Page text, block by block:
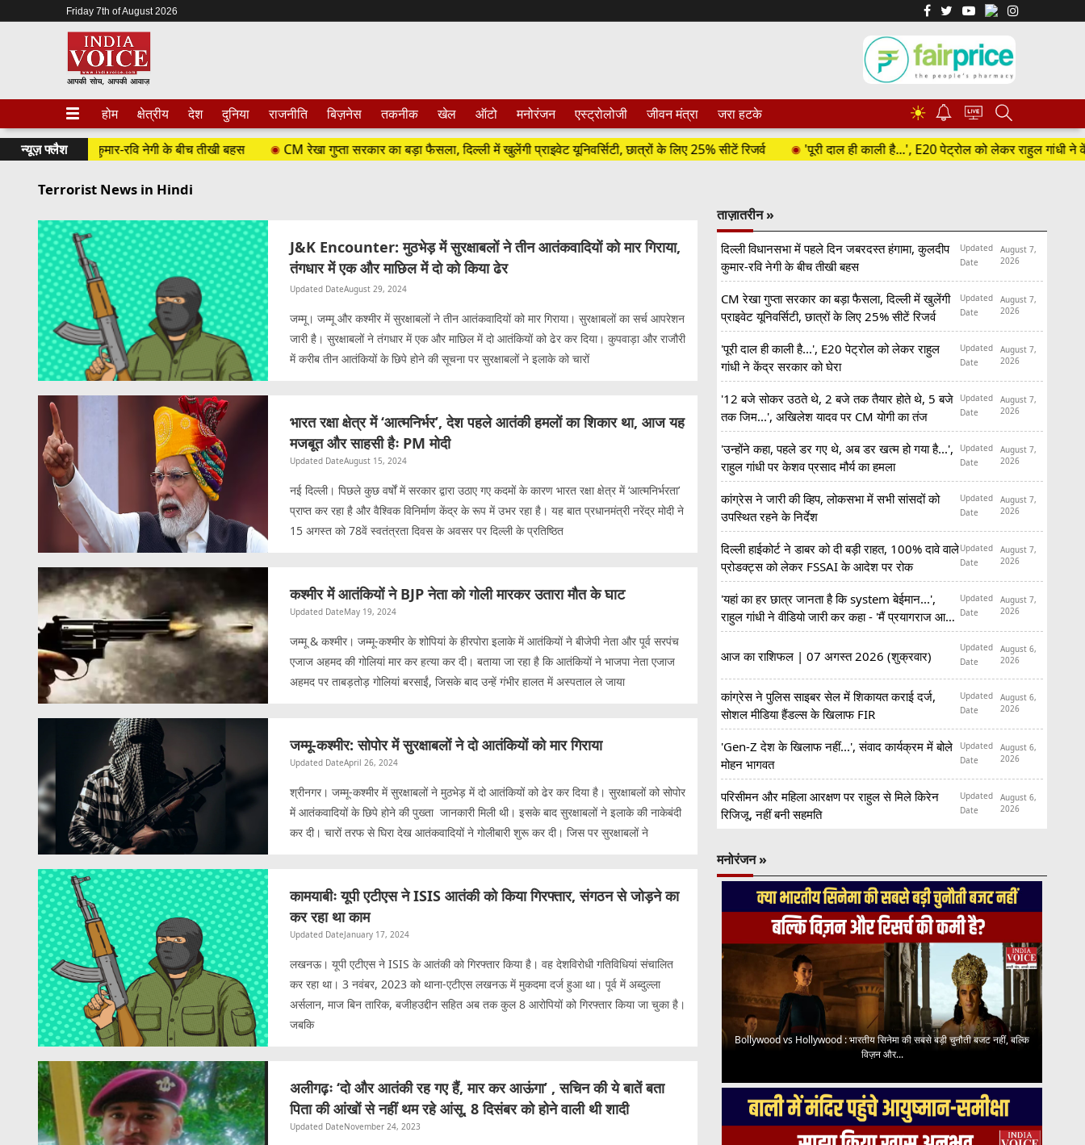
Friday 7th of August 2026
होम क्षेत्रीय देश दुनिया राजनीति बिज़नेस तकनीक खेल ऑटो मनोरंजन एस्ट्रोलोजी जीवन मंत्रा जरा हटके ☀
न्यूज़ फ्लैश
कुमार-रवि नेगी के बीच तीखी बहस CM रेखा गुप्ता सरकार का बड़ा फैसला, दिल्ली में खुलेंगी प्राइवेट यूनिवर्सिटी, छात्रों के लिए 25% सीटें रिजर्व 'पूरी दाल ही काली है...', E20 पेट्रोल को लेकर राहुल गांधी ने केंद्र सरकार
Terrorist News in Hindi
J&K Encounter: मुठभेड़ में सुरक्षाबलों ने तीन आतंकवादियों को मार गिराया,
तंगधार में एक और माछिल में दो को किया ढेर
Updated DateAugust 29, 2024
जम्मू। जम्मू और कश्मीर में सुरक्षाबलों ने तीन आतंकवादियों को मार गिराया। सुरक्षाबलों का सर्च आपरेशन
जारी है। सुरक्षाबलों ने तंगधार में एक और माछिल में दो आतंकियों को ढेर कर दिया। कुपवाड़ा और राजौरी
में करीब तीन आतंकियों के छिपे होने की सूचना पर सुरक्षाबलों ने इलाके को चारों
भारत रक्षा क्षेत्र में ‘आत्मनिर्भर’, देश पहले आतंकी हमलों का शिकार था, आज यह
मजबूत और साहसी हैः PM मोदी
Updated DateAugust 15, 2024
नई दिल्ली। पिछले कुछ वर्षों में सरकार द्वारा उठाए गए कदमों के कारण भारत रक्षा क्षेत्र में ‘आत्मनिर्भरता’
प्राप्त कर रहा है और वैश्विक विनिर्माण केंद्र के रूप में उभर रहा है। यह बात प्रधानमंत्री नरेंद्र मोदी ने
15 अगस्त को 78वें स्वतंत्रता दिवस के अवसर पर दिल्ली के प्रतिष्ठित
कश्मीर में आतंकियों ने BJP नेता को गोली मारकर उतारा मौत के घाट
Updated DateMay 19, 2024
जम्मू & कश्मीर। जम्मू-कश्मीर के शोपियां के हीरपोरा इलाके में आतंकियों ने बीजेपी नेता और पूर्व सरपंच
एजाज अहमद की गोलियां मार कर हत्या कर दी। बताया जा रहा है कि आतंकियों ने भाजपा नेता एजाज
अहमद पर ताबड़तोड़ गोलियां बरसाईं, जिसके बाद उन्हें गंभीर हालत में अस्पताल ले जाया
जम्मू-कश्मीर: सोपोर में सुरक्षाबलों ने दो आतंकियों को मार गिराया
Updated DateApril 26, 2024
श्रीनगर। जम्‍मू-कश्‍मीर में सुरक्षाबलों ने मुठभेड़ में दो आतंकियों को ढेर कर दिया है। सुरक्षाबलों को सोपोर
में आतंकवादियों के छिपे होने की पुख्ता जानकारी मिली थी। इसके बाद सुरक्षाबलों ने इलाके की नाकेबंदी
कर दी। चारों तरफ से घिरा देख आतंकवादियों ने गोलीबारी शुरू कर दी। जिस पर सुरक्षाबलों ने
कामयाबीः यूपी एटीएस ने ISIS आतंकी को किया गिरफ्तार, संगठन से जोड़ने का
कर रहा था काम
Updated DateJanuary 17, 2024
लखनऊ। यूपी एटीएस ने ISIS के आतंकी को गिरफ्तार किया है। वह देशविरोधी गतिविधियां संचालित
कर रहा था। 3 नवंबर, 2023 को थाना-एटीएस लखनऊ में मुकदमा दर्ज हुआ था। पूर्व में अब्दुल्ला
अर्सलान, माज बिन तारिक, बजीहउद्दीन सहित अब तक कुल 8 आरोपियों को गिरफ्तार किया जा चुका है।
जबकि
अलीगढ़ः ‘दो और आतंकी रह गए हैं, मार कर आऊंगा’ , सचिन की ये बातें बता
पिता की आंखों से नहीं थम रहे आंसू, 8 दिसंबर को होने वाली थी शादी
Updated DateNovember 24, 2023
ताज़ातरीन »
दिल्ली विधानसभा में पहले दिन जबरदस्त हंगामा, कुलदीप
कुमार-रवि नेगी के बीच तीखी बहस
Updated
Date
August 7,
2026
CM रेखा गुप्ता सरकार का बड़ा फैसला, दिल्ली में खुलेंगी
प्राइवेट यूनिवर्सिटी, छात्रों के लिए 25% सीटें रिजर्व
Updated
Date
August 7,
2026
'पूरी दाल ही काली है...', E20 पेट्रोल को लेकर राहुल
गांधी ने केंद्र सरकार को घेरा
Updated
Date
August 7,
2026
'12 बजे सोकर उठते थे, 2 बजे तक तैयार होते थे, 5 बजे
तक जिम...', अखिलेश यादव पर CM योगी का तंज
Updated
Date
August 7,
2026
'उन्होंने कहा, पहले डर गए थे, अब डर खत्म हो गया है...',
राहुल गांधी पर केशव प्रसाद मौर्य का हमला
Updated
Date
August 7,
2026
कांग्रेस ने जारी की व्हिप, लोकसभा में सभी सांसदों को
उपस्थित रहने के निर्देश
Updated
Date
August 7,
2026
दिल्ली हाईकोर्ट ने डाबर को दी बड़ी राहत, 100% दावे वाले
प्रोडक्ट्स को लेकर FSSAI के आदेश पर रोक
Updated
Date
August 7,
2026
'यहां का हर छात्र जानता है कि system बेईमान...',
राहुल गांधी ने वीडियो जारी कर कहा - 'मैं प्रयागराज आ
रहा हूं'
Updated
Date
August 7,
2026
आज का राशिफल | 07 अगस्त 2026 (शुक्रवार)
Updated
Date
August 6,
2026
कांग्रेस ने पुलिस साइबर सेल में शिकायत कराई दर्ज,
सोशल मीडिया हैंडल्स के खिलाफ FIR
Updated
Date
August 6,
2026
'Gen-Z देश के खिलाफ नहीं...', संवाद कार्यक्रम में बोले
मोहन भागवत
Updated
Date
August 6,
2026
परिसीमन और महिला आरक्षण पर राहुल से मिले किरेन
रिजिजू, नहीं बनी सहमति
Updated
Date
August 6,
2026
मनोरंजन »
Bollywood vs Hollywood : भारतीय सिनेमा की सबसे बड़ी चुनौती बजट नहीं, बल्कि
विज़न और...